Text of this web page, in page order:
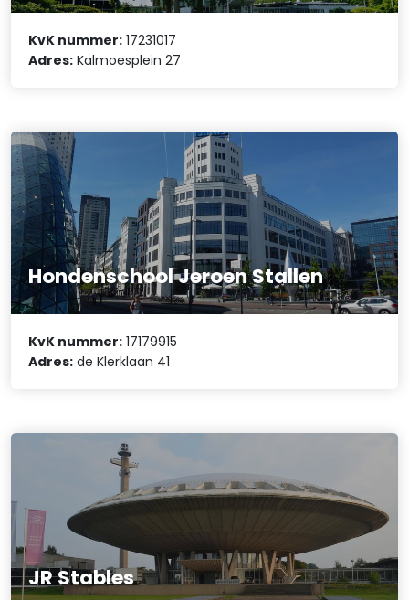
KvK nummer: 17231017
Adres: Kalmoesplein 27
Hondenschool Jeroen Stallen
KvK nummer: 17179915
Adres: de Klerklaan 41
JR Stables